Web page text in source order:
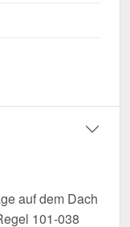
auf dem Dach
101-038